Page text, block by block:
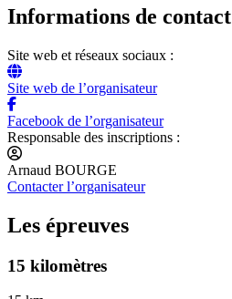
Informations de contact
Site web et réseaux sociaux :
Site web de l’organisateur
Facebook de l’organisateur
Responsable des inscriptions :
Arnaud BOURGE
Contacter l’organisateur
Les épreuves
15 kilomètres